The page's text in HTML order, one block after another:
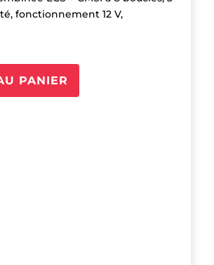
fonctionnement 12 V,
PANIER